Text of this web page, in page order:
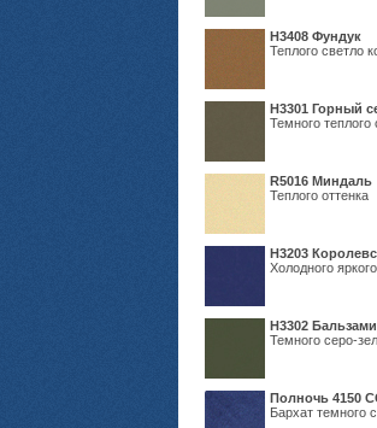
Н3408 Фундук
Теплого светло
Н3301 Горный
Темного теплого
R5016 Миндаль
Теплого оттенка
Н3203
Холодного
Н3302
Темного серо-
Полночь 4150
Бархат темного